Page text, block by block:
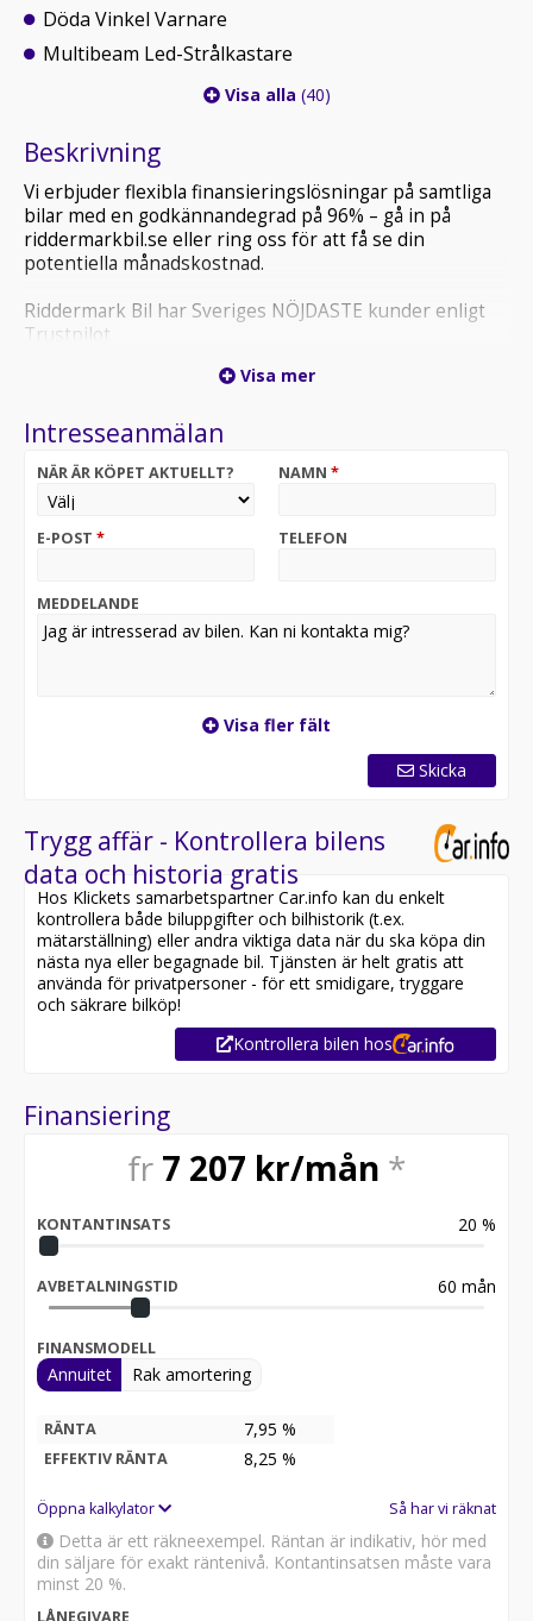
Döda Vinkel Varnare
Multibeam Led-Strålkastare
Visa alla (40)
Beskrivning
Vi erbjuder flexibla finansieringslösningar på samtliga
bilar med en godkännandegrad på 96% – gå in på
riddermarkbil.se eller ring oss för att få se din
potentiella månadskostnad.
Riddermark Bil har Sveriges NÖJDASTE kunder enligt
Trustpilot
hemleverans i hela Sverige!*
Varmt välkommen till Riddermark Bil Uppsala! Har du
våra kunniga och engagerade säljare dig att hitta rätt bil
och den bästa lösningen för just dina behov.
En extremt kraftfull och exklusiv AMG med aggressiv
förstärker hela upplevelsen. Mercedes-AMG CLA 45 S
kombinerar rå prestanda, precision och lyx på ett sätt
som gör varje körning till något alldeles speciellt.
- Drivers Package & AMG Track Pack
- AMG Sportavgassystem
- Backkamera
- Navigation
- Skinn/Alcantara
- Keyless
- Elstolar med minne fram
Övrig information om bilen:
Besiktad till och med 2027-05-31
Vid blandad körning är förbrukning endast 0.84l/mil
Möjlighet till 12-60 månaders garanti
2020-12-04 - 2014 mil
2022-03-18 - 5813 mil
2024-01-15 - 9340 mil
2025-04-09 - 10938 mil
2026-02-26 - 10965 mil
Därför ska du välja Riddermark Bil:
* Erbjuder hemleverans i hela Sverige
* 14 dagars helförsäkring via Folksam
* Våra bilar är testade på över 100 punkter
* Kvalitetssäkrade bilar
Besök
för att:
• Se närbilder och film på bilen
• Reservera bilen direkt online
• Få mer info om utrustning och tillval
Visa mer
Intresseanmälan
NÄR ÄR KÖPET AKTUELLT? NAMN *
E-POST * TELEFON
MEDDELANDE
Visa fler fält
Skicka
Trygg affär - Kontrollera bilens
data och historia gratis
Hos Klickets samarbetspartner Car.info kan du enkelt
kontrollera både biluppgifter och bilhistorik (t.ex.
mätarställning) eller andra viktiga data när du ska köpa din
nästa nya eller begagnade bil. Tjänsten är helt gratis att
använda för privatpersoner - för ett smidigare, tryggare
och säkrare bilköp!
Kontrollera bilen hos
Finansiering
fr 7 207 kr/mån *
KONTANTINSATS 20 %
AVBETALNINGSTID 60 mån
FINANSMODELL
Annuitet Rak amortering
RÄNTA 7,95 %
EFFEKTIV RÄNTA 8,25 %
Öppna kalkylator Så har vi räknat
Detta är ett räkneexempel. Räntan är indikativ, hör med
din säljare för exakt räntenivå. Kontantinsatsen måste vara
minst 20 %.
LÅNEGIVARE